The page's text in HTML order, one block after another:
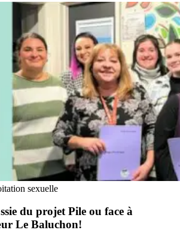
sexuelle
du projet Pile ou face à
Le Baluchon!